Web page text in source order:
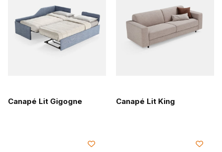
Canapé Lit Gigogne Canapé Lit King